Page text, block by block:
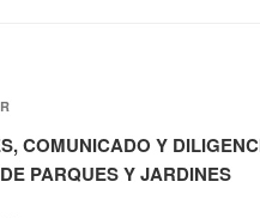
COMUNICADO Y
PARQUES Y JARDINES